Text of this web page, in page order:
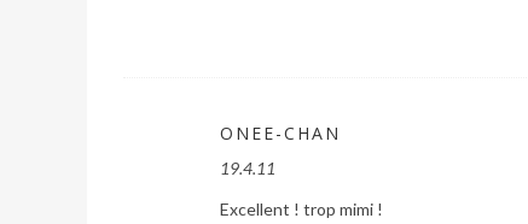
ONEE-CHAN
19.4.11
Excellent ! trop mimi !